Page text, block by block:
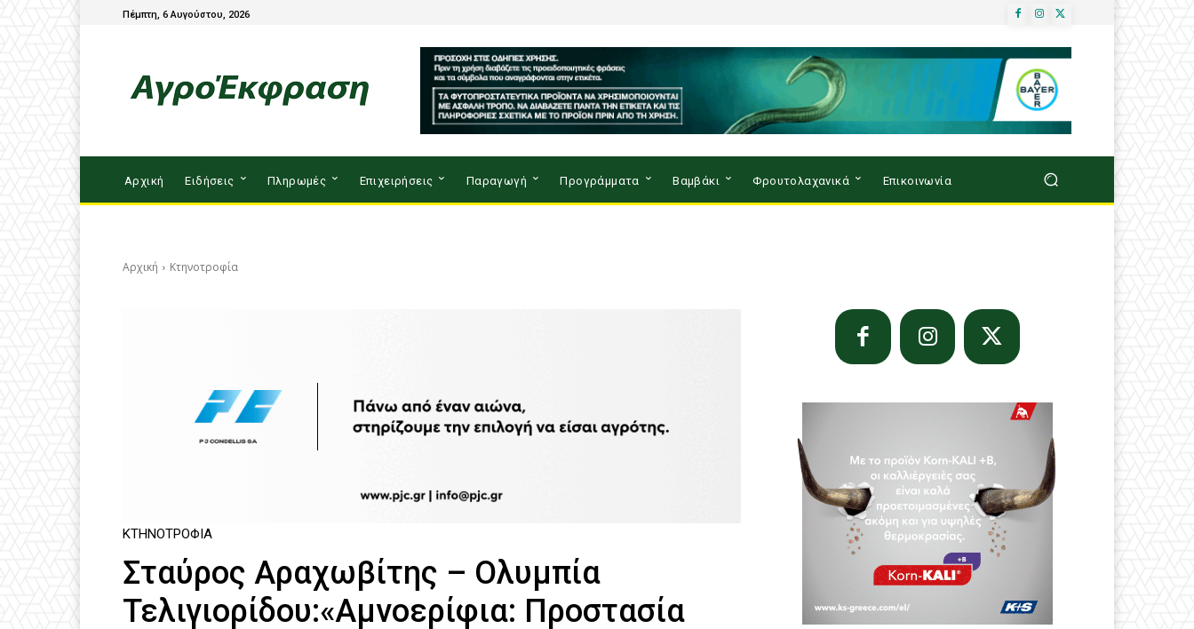
Πέμπτη, 6 Αυγούστου, 2026
Αρχική Ειδήσεις Πληρωμές Επιχειρήσεις Παραγωγή Προγράμματα Βαμβάκι Φρουτολαχανικά Επικοινωνία
Αρχική Κτηνοτροφία
ΚΤΗΝΟΤΡΟΦΊΑ
Σταύρος Αραχωβίτης – Ολυμπία
Τελιγιορίδου:«Αμνοερίφια: Προστασία